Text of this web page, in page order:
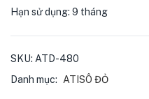
Hạn sử dụng: 9 tháng
SKU: ATD-480
Danh mục:
ATISÔ ĐỎ